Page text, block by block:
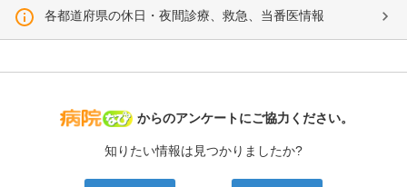
各都道府県の休日・夜間診療、救急、当番医情報
病院なび
からのアンケートにご協力ください。
知りたい情報は見つかりましたか?